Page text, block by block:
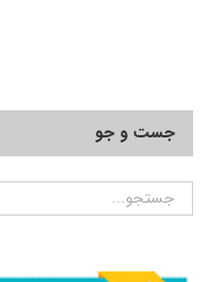
جست و جو
جستجو